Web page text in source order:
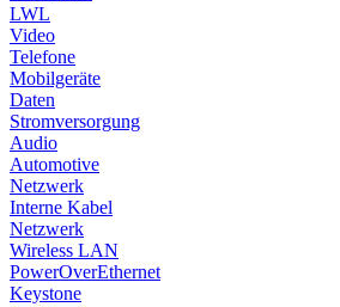
LWL
Video
Telefone
Mobilgeräte
Daten
Stromversorgung
Audio
Automotive
Netzwerk
Interne Kabel
Netzwerk
Wireless LAN
PowerOverEthernet
Keystone